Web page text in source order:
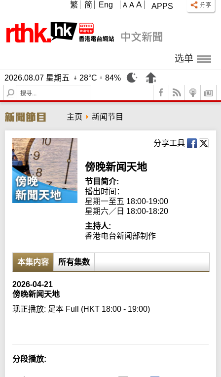
APPS
A A A
繁 简 Eng
选单
2026.08.07 星期五 28°C
84%
S
e
r
c
h
主页 新闻节目
分享工具
傍晚新闻天地
节目简介:
播出时间：
星期一至五 18:00-19:00
星期六／日 18:00-18:20
主持人:
香港电台新闻部制作
本集内容 所有集数
2026-04-21
傍晚新闻天地
现正播放: 足本 Full (HKT 18:00 - 19:00)
分段播放: